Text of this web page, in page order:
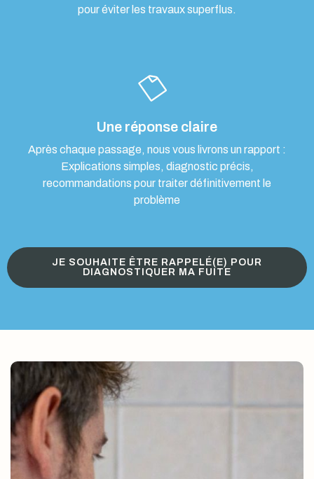
pour éviter les travaux superflus.
Une réponse claire
Après chaque passage, nous vous livrons un rapport :
Explications simples, diagnostic précis,
recommandations pour traiter définitivement le
problème
JE SOUHAITE ÊTRE RAPPELÉ(E) POUR
DIAGNOSTIQUER MA FUITE